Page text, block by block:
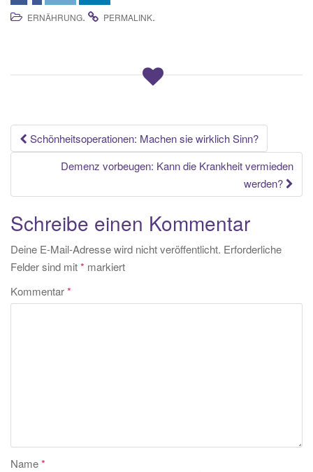
ERNÄHRUNG. PERMALINK.
Beitrags-
Navigation
Schönheitsoperationen: Machen sie wirklich Sinn?
Demenz vorbeugen: Kann die Krankheit vermieden
werden?
Schreibe einen Kommentar
Deine E-Mail-Adresse wird nicht veröffentlicht. Erforderliche
Felder sind mit* markiert
Kommentar*
Name*